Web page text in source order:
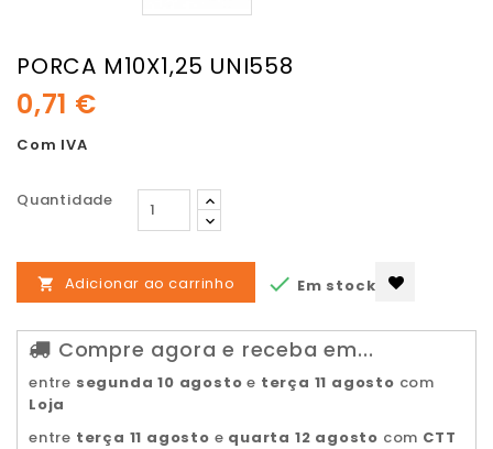
PORCA M10X1,25 UNI558
0,71 €
Com IVA
Quantidade
 Adicionar ao carrinho  Em stock
Compre agora e receba em...
entre segunda 10 agosto e terça 11 agosto com
Loja
entre terça 11 agosto e quarta 12 agosto com CTT